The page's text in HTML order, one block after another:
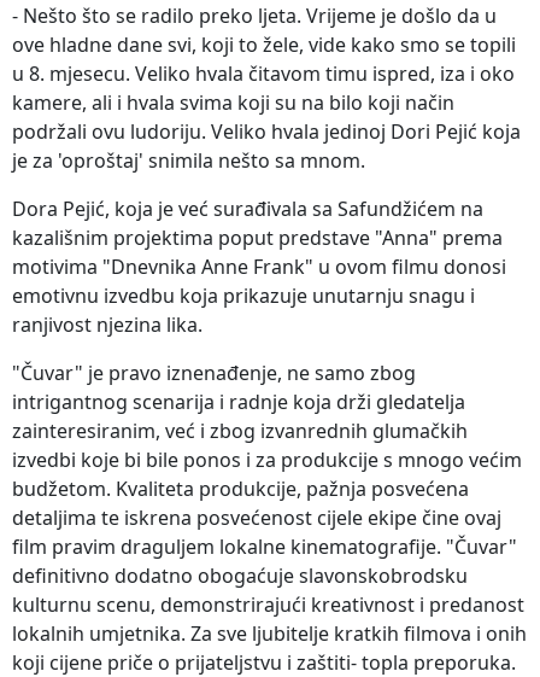
- Nešto što se radilo preko ljeta. Vrijeme je došlo da u
ove hladne dane svi, koji to žele, vide kako smo se topili
u 8. mjesecu. Veliko hvala čitavom timu ispred, iza i oko
kamere, ali i hvala svima koji su na bilo koji način
podržali ovu ludoriju. Veliko hvala jedinoj Dori Pejić koja
je za 'oproštaj' snimila nešto sa mnom.
Dora Pejić, koja je već surađivala sa Safundžićem na
kazališnim projektima poput predstave "Anna" prema
motivima "Dnevnika Anne Frank" u ovom filmu donosi
emotivnu izvedbu koja prikazuje unutarnju snagu i
ranjivost njezina lika.
"Čuvar" je pravo iznenađenje, ne samo zbog
intrigantnog scenarija i radnje koja drži gledatelja
zainteresiranim, već i zbog izvanrednih glumačkih
izvedbi koje bi bile ponos i za produkcije s mnogo većim
budžetom. Kvaliteta produkcije, pažnja posvećena
detaljima te iskrena posvećenost cijele ekipe čine ovaj
film pravim draguljem lokalne kinematografije. "Čuvar"
definitivno dodatno obogaćuje slavonskobrodsku
kulturnu scenu, demonstrirajući kreativnost i predanost
lokalnih umjetnika. Za sve ljubitelje kratkih filmova i onih
koji cijene priče o prijateljstvu i zaštiti- topla preporuka.